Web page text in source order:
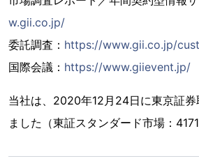
w.gii.co.jp/
委託調査： https://www.gii.co.jp/
国際会議： https://www.giievent.jp/
当社は、2020年12月24日に東京証券
ました（東証スタンダード市場：4171